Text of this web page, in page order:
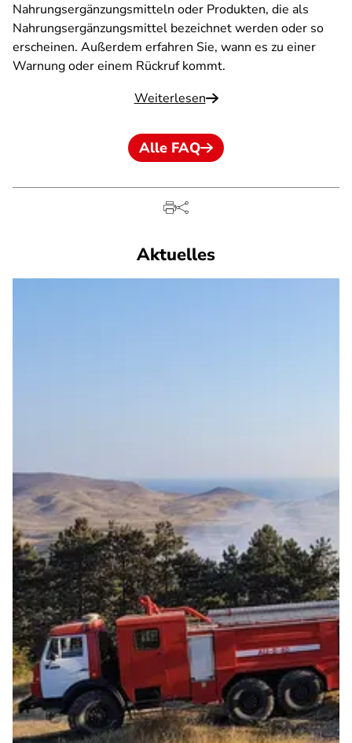
Nahrungsergänzungsmitteln oder Produkten, die als
Nahrungsergänzungsmittel bezeichnet werden oder so
erscheinen. Außerdem erfahren Sie, wann es zu einer
Warnung oder einem Rückruf kommt.
Weiterlesen
Alle FAQ
Aktuelles